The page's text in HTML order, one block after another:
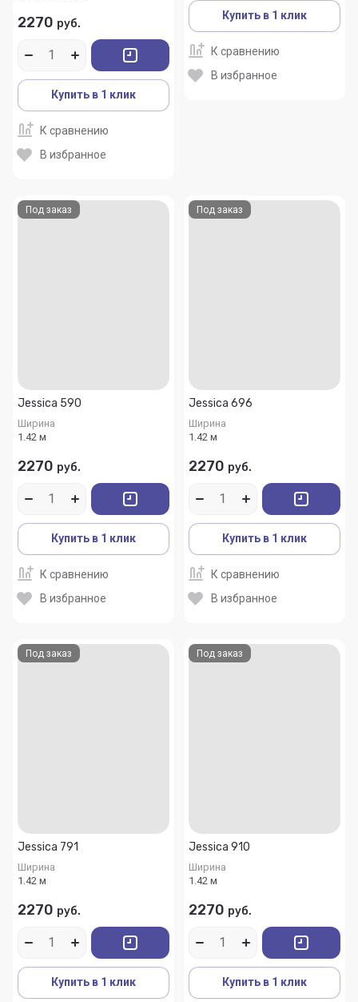
2270 руб.
Купить в 1 клик
К сравнению
В избранное
Купить в 1 клик
К сравнению
В избранное
Под заказ
Jessica 590
Ширина
1.42 м
2270 руб.
Купить в 1 клик
К сравнению
В избранное
Под заказ
Jessica 696
Ширина
1.42 м
2270 руб.
Купить в 1 клик
К сравнению
В избранное
Под заказ
Jessica 791
Ширина
1.42 м
2270 руб.
Купить в 1 клик
Под заказ
Jessica 910
Ширина
1.42 м
2270 руб.
Купить в 1 клик